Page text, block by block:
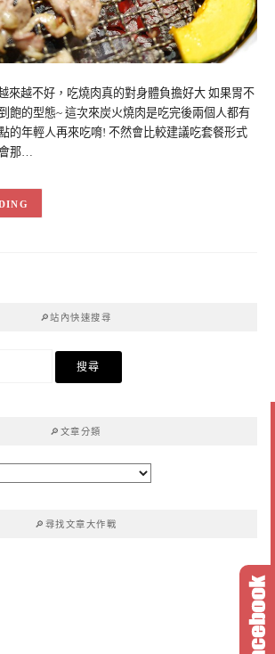
來越不好，吃燒肉真的對身體負擔好大 如果胃不
飽的型態~ 這次來炭火燒肉是吃完後兩個人都有
的年輕人再來吃唷! 不然會比較建議吃套餐形式
那…
🔎站內快速搜尋
🔎文章分類
🔎尋找文章大作戰